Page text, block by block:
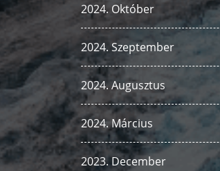
2024. Október
2024. Szeptember
2024. Augusztus
2024. Március
2023. December